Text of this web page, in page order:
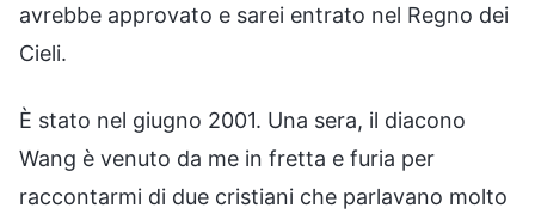
avrebbe approvato e sarei entrato nel Regno dei
Cieli.
È stato nel giugno 2001. Una sera, il diacono
Wang è venuto da me in fretta e furia per
raccontarmi di due cristiani che parlavano molto